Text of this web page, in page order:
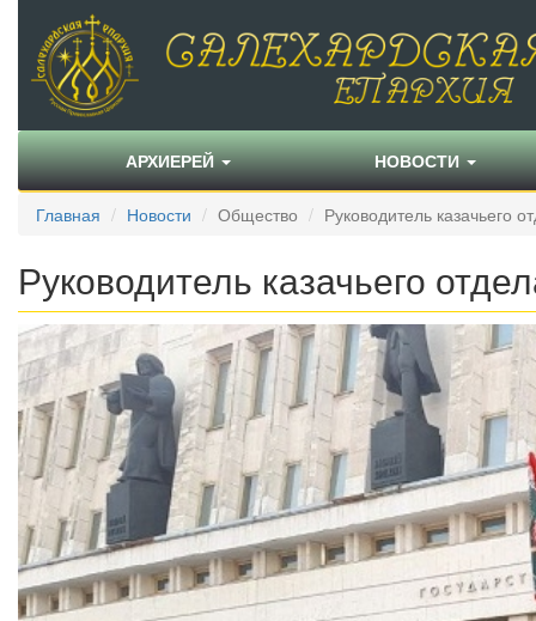
АРХИЕРЕЙ НОВОСТИ
Главная Новости Общество Руководитель казачьего
Руководитель казачьего